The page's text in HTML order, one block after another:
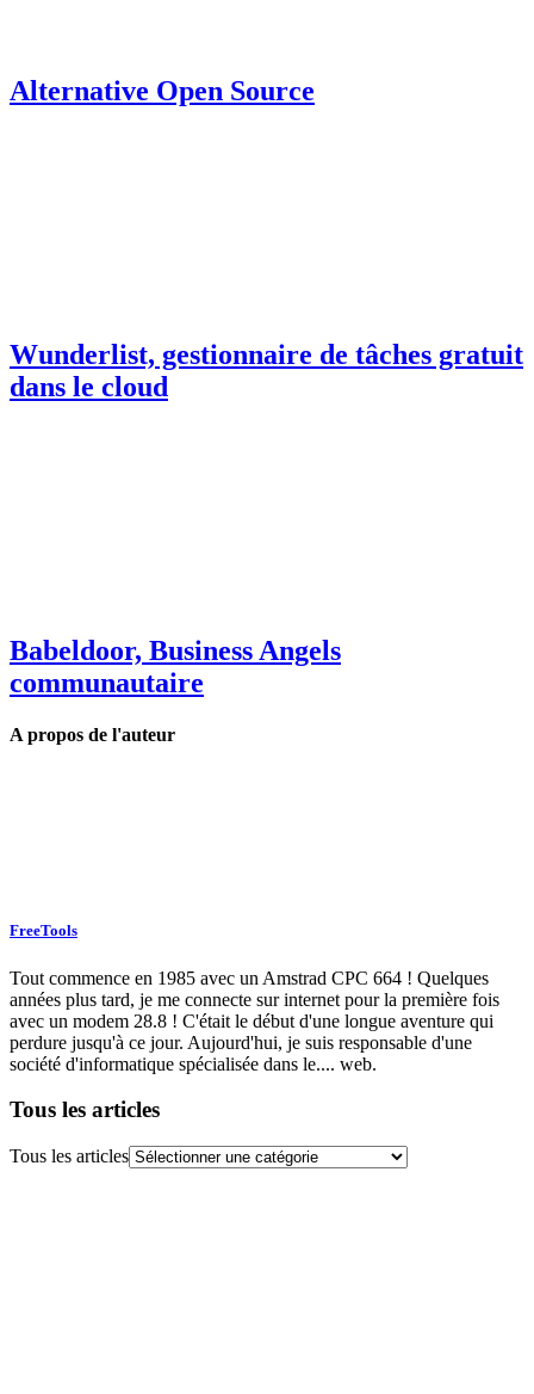
Alternative Open Source
Wunderlist, gestionnaire de tâches gratuit
dans le cloud
Babeldoor, Business Angels
communautaire
A propos de l'auteur
FreeTools
Tout commence en 1985 avec un Amstrad CPC 664 ! Quelques
années plus tard, je me connecte sur internet pour la première fois
avec un modem 28.8 ! C'était le début d'une longue aventure qui
perdure jusqu'à ce jour. Aujourd'hui, je suis responsable d'une
société d'informatique spécialisée dans le.... web.
Tous les articles
Tous les articles